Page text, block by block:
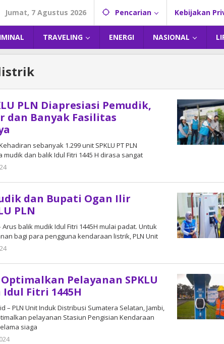
Jumat, 7 Agustus 2026 Pencarian Kebijakan
TRAVELING ENERGI NASIONAL
PLN Diapresiasi Pemudik,
dan Banyak Fasilitas
sebanyak 1.299 unit SPKLU PT PLN
mudik dan balik Idul Fitri 1445 H dirasa sangat
dan Bupati Ogan Ilir
PLN
balik mudik Idul Fitri 1445H mulai padat. Untuk
bagi para pengguna kendaraan listrik, PLN Unit
Optimalkan Pelayanan SPKLU
Idul Fitri 1445H
– PLN Unit Induk Distribusi Sumatera Selatan, Jambi,
pelayanan Stasiun Pengisian Kendaraan
siaga